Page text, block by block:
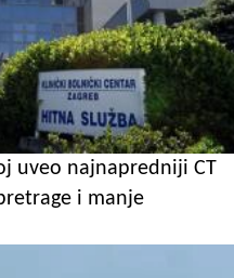
uveo najnapredniji CT
i manje